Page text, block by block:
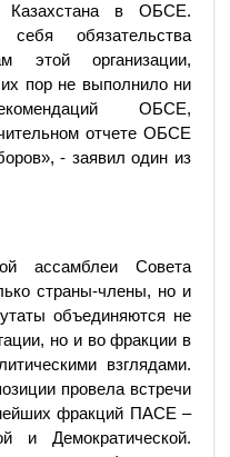
Казахстана в ОБСЕ.
обязательства
этой организации,
пор не выполнило ни
ОБСЕ,
отчете ОБСЕ
- заявил один из
ассамблеи Совета
страны-члены, но и
объединяются не
но и во фракции в
взглядами.
провела встречи
фракций ПАСЕ –
и Демократической.